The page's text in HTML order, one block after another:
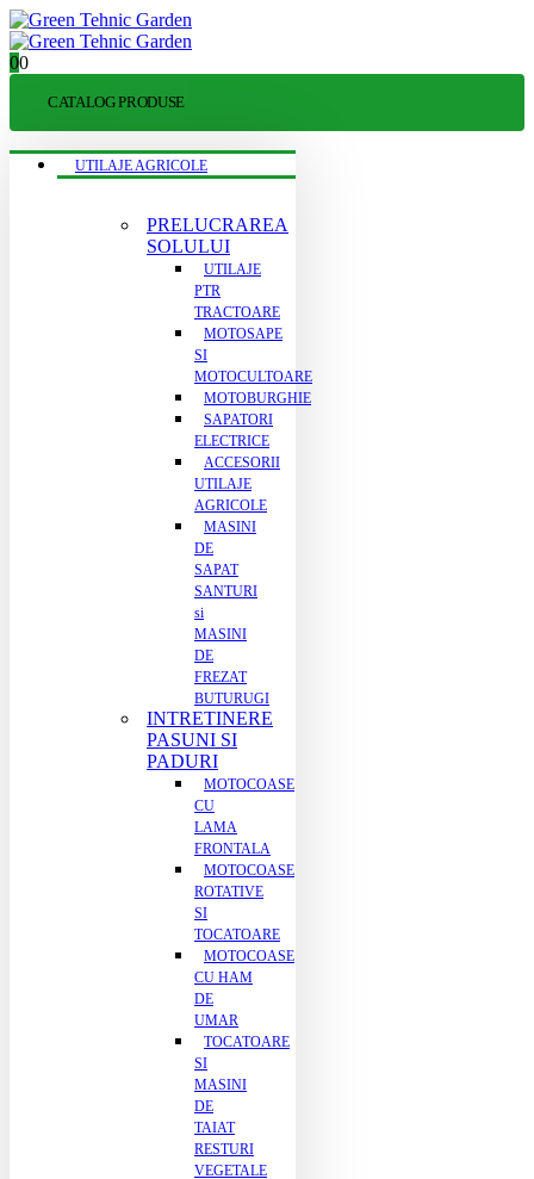
00
CATALOG PRODUSE
UTILAJE AGRICOLE
PRELUCRAREA
SOLULUI
UTILAJE
PTR
TRACTOARE
MOTOSAPE
SI
MOTOCULTOARE
MOTOBURGHIE
SAPATORI
ELECTRICE
ACCESORII
UTILAJE
AGRICOLE
MASINI
DE
SAPAT
SANTURI
si
MASINI
DE
FREZAT
BUTURUGI
INTRETINERE
PASUNI SI
PADURI
MOTOCOASE
CU
LAMA
FRONTALA
MOTOCOASE
ROTATIVE
SI
TOCATOARE
MOTOCOASE
CU HAM
DE
UMAR
TOCATOARE
SI
MASINI
DE
TAIAT
RESTURI
VEGETALE